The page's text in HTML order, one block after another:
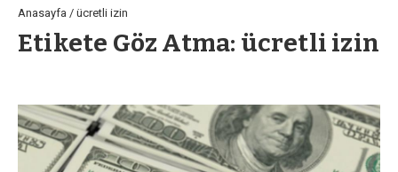
Anasayfa / ücretli izin
Etikete Göz Atma: ücretli izin